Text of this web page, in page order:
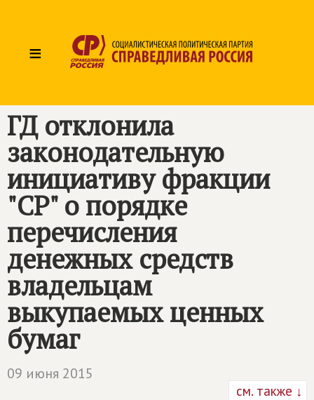
≡
ГД отклонила
законодательную
инициативу фракции
"СР" о порядке
перечисления
денежных средств
владельцам
выкупаемых ценных
бумаг
09 июня 2015
см. также ↓